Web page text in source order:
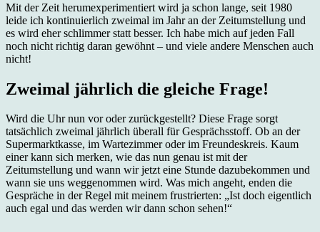
Mit der Zeit herumexperimentiert wird ja schon lange, seit 1980
leide ich kontinuierlich zweimal im Jahr an der Zeitumstellung und
es wird eher schlimmer statt besser. Ich habe mich auf jeden Fall
noch nicht richtig daran gewöhnt – und viele andere Menschen auch
nicht!
Zweimal jährlich die gleiche Frage!
Wird die Uhr nun vor oder zurückgestellt? Diese Frage sorgt
tatsächlich zweimal jährlich überall für Gesprächsstoff. Ob an der
Supermarktkasse, im Wartezimmer oder im Freundeskreis. Kaum
einer kann sich merken, wie das nun genau ist mit der
Zeitumstellung und wann wir jetzt eine Stunde dazubekommen und
wann sie uns weggenommen wird. Was mich angeht, enden die
Gespräche in der Regel mit meinem frustrierten: „Ist doch eigentlich
auch egal und das werden wir dann schon sehen!“